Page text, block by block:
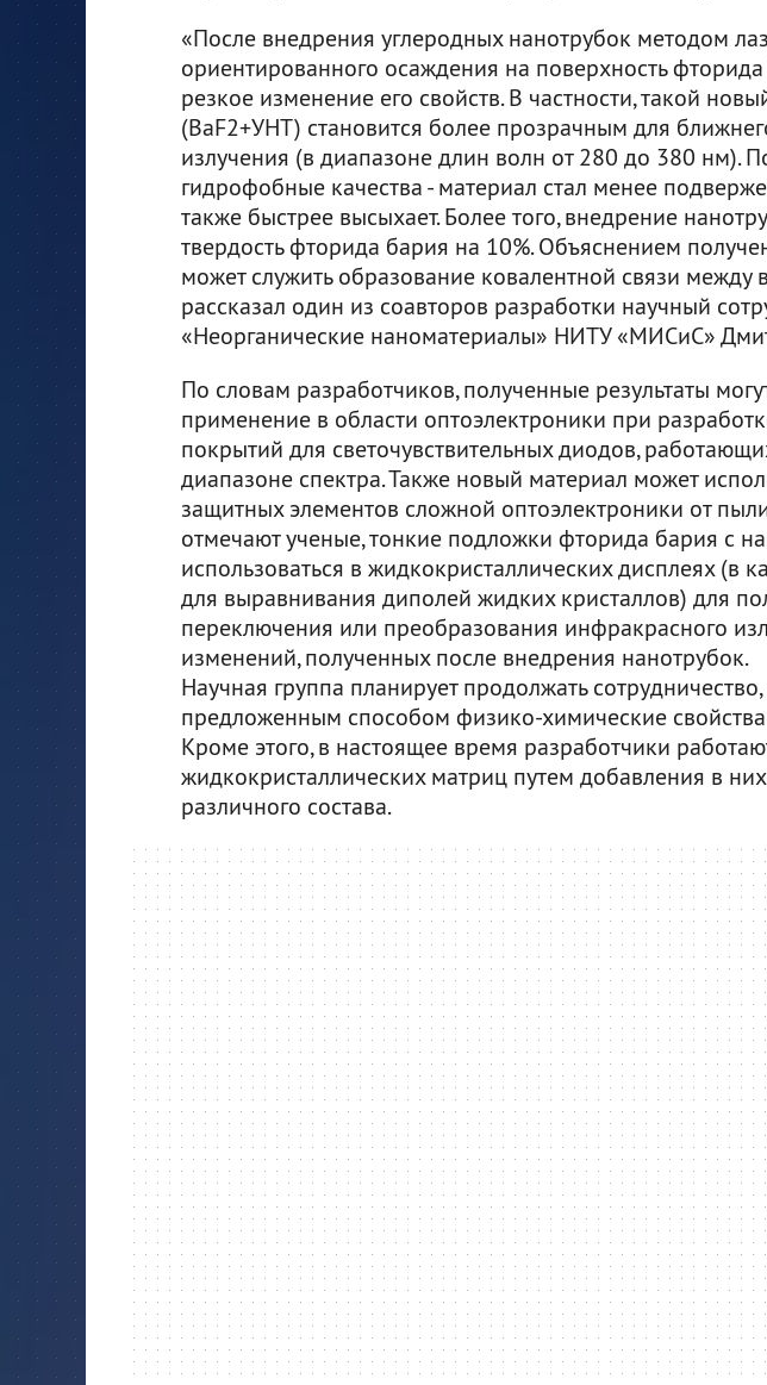
«После внедрения углеродных нанотрубок методом
ориентированного осаждения на поверхность
резкое изменение его свойств. В частности, такой
(BaF2+УНТ) становится более прозрачным для
излучения (в диапазоне длин волн от 280 до 380 нм).
гидрофобные качества - материал стал менее
также быстрее высыхает. Более того, внедрение
твердость фторида бария на 10%. Объяснением
может служить образование ковалентной связи между
рассказал один из соавторов разработки научный
«Неорганические наноматериалы» НИТУ «МИСиС»
По словам разработчиков, полученные результаты
применение в области оптоэлектроники при
покрытий для светочувствительных диодов,
диапазоне спектра. Также новый материал может
защитных элементов сложной оптоэлектроники от
отмечают ученые, тонкие подложки фторида бария с
использоваться в жидкокристаллических дисплеях (в
для выравнивания диполей жидких кристаллов) для
переключения или преобразования инфракрасного
изменений, полученных после внедрения нанотрубок.
Научная группа планирует продолжать
предложенным способом физико-химические
Кроме этого, в настоящее время разработчики
жидкокристаллических матриц путем добавления в
различного состава.